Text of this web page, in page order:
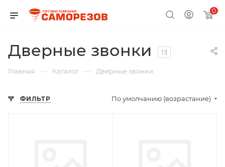
0
Дверные звонки 13
Главная — Каталог — Дверные звонки
ФИЛЬТР По умолчанию (возрастание)